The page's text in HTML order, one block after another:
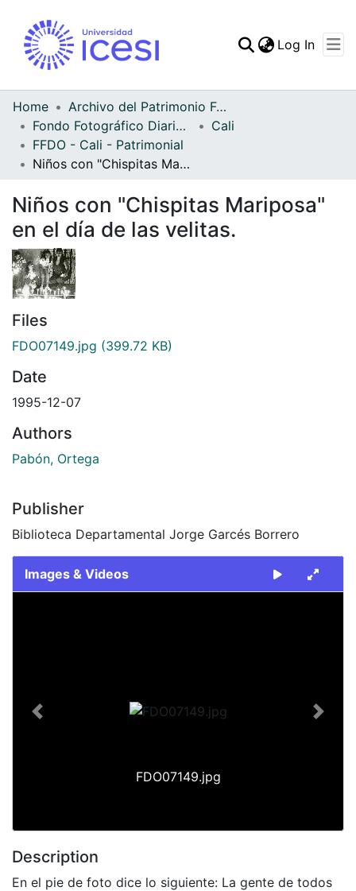
Statistics
Log In
Home
Archivo del Patrimonio Fotográfico y Fílmico del Valle del Cauca
Fondo Fotográfico Diario Occidente
Cali
FFDO - Cali - Patrimonial
Niños con "Chispitas Mariposa" en el día de las velitas.
Niños con "Chispitas Mariposa"
en el día de las velitas.
Files
FDO07149.jpg (399.72 KB)
Date
1995-12-07
Authors
Pabón, Ortega
Publisher
Biblioteca Departamental Jorge Garcés Borrero
Images & Videos
FDO07149.jpg
Previous Next
Description
En el pie de foto dice lo siguiente: La gente de todos